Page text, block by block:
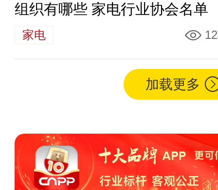
组织有哪些 家电行业协会名单
家电
加载更多